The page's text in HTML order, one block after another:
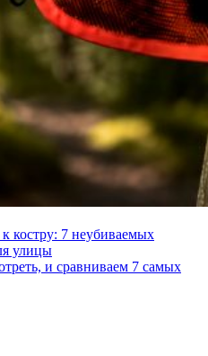
костру: 7 неубиваемых
улицы
и сравниваем 7 самых